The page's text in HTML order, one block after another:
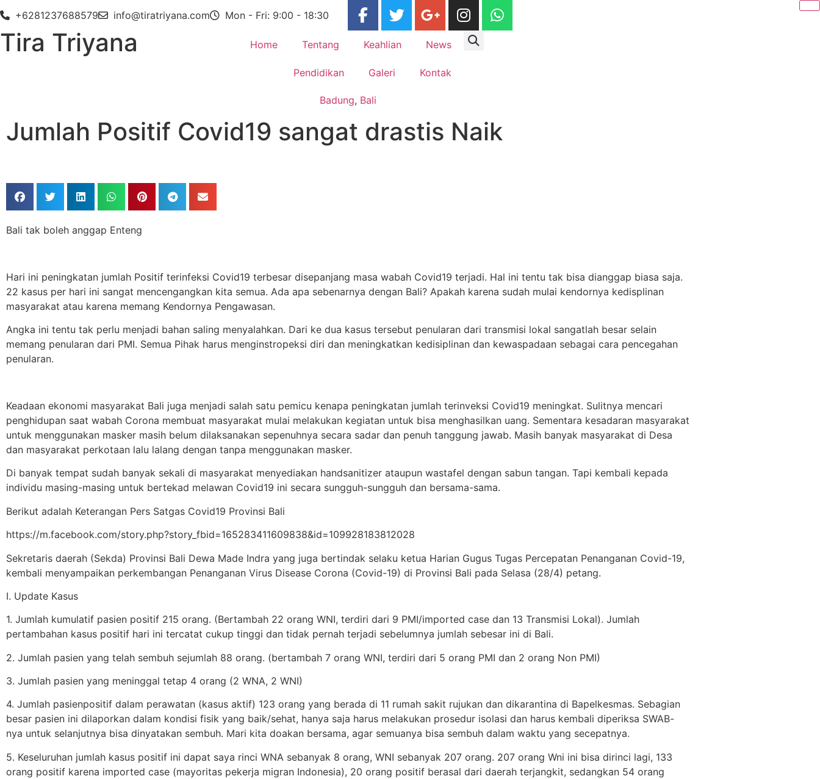
+6281237688579 info@tiratriyana.com Mon - Fri: 9:00 - 18:30
Tira Triyana Home Tentang Keahlian News
Pendidikan Galeri Kontak
Badung, Bali
Jumlah Positif Covid19 sangat drastis Naik
Bali tak boleh anggap Enteng
Hari ini peningkatan jumlah Positif terinfeksi Covid19 terbesar disepanjang masa wabah Covid19 terjadi. Hal ini tentu tak bisa dianggap biasa saja.
22 kasus per hari ini sangat mencengangkan kita semua. Ada apa sebenarnya dengan Bali? Apakah karena sudah mulai kendornya kedisplinan
masyarakat atau karena memang Kendornya Pengawasan.
Angka ini tentu tak perlu menjadi bahan saling menyalahkan. Dari ke dua kasus tersebut penularan dari transmisi lokal sangatlah besar selain
memang penularan dari PMI. Semua Pihak harus menginstropeksi diri dan meningkatkan kedisiplinan dan kewaspadaan sebagai cara pencegahan
penularan.
Keadaan ekonomi masyarakat Bali juga menjadi salah satu pemicu kenapa peningkatan jumlah terinveksi Covid19 meningkat. Sulitnya mencari
penghidupan saat wabah Corona membuat masyarakat mulai melakukan kegiatan untuk bisa menghasilkan uang. Sementara kesadaran masyarakat
untuk menggunakan masker masih belum dilaksanakan sepenuhnya secara sadar dan penuh tanggung jawab. Masih banyak masyarakat di Desa
dan masyarakat perkotaan lalu lalang dengan tanpa menggunakan masker.
Di banyak tempat sudah banyak sekali di masyarakat menyediakan handsanitizer ataupun wastafel dengan sabun tangan. Tapi kembali kepada
individu masing-masing untuk bertekad melawan Covid19 ini secara sungguh-sungguh dan bersama-sama.
Berikut adalah Keterangan Pers Satgas Covid19 Provinsi Bali
https://m.facebook.com/story.php?story_fbid=165283411609838&id=109928183812028
Sekretaris daerah (Sekda) Provinsi Bali Dewa Made Indra yang juga bertindak selaku ketua Harian Gugus Tugas Percepatan Penanganan Covid-19,
kembali menyampaikan perkembangan Penanganan Virus Disease Corona (Covid-19) di Provinsi Bali pada Selasa (28/4) petang.
I. Update Kasus
1. Jumlah kumulatif pasien positif 215 orang. (Bertambah 22 orang WNI, terdiri dari 9 PMI/imported case dan 13 Transmisi Lokal). Jumlah
pertambahan kasus positif hari ini tercatat cukup tinggi dan tidak pernah terjadi sebelumnya jumlah sebesar ini di Bali.
2. Jumlah pasien yang telah sembuh sejumlah 88 orang. (bertambah 7 orang WNI, terdiri dari 5 orang PMI dan 2 orang Non PMI)
3. Jumlah pasien yang meninggal tetap 4 orang (2 WNA, 2 WNI)
4. Jumlah pasienpositif dalam perawatan (kasus aktif) 123 orang yang berada di 11 rumah sakit rujukan dan dikarantina di Bapelkesmas. Sebagian
besar pasien ini dilaporkan dalam kondisi fisik yang baik/sehat, hanya saja harus melakukan prosedur isolasi dan harus kembali diperiksa SWAB-
nya untuk selanjutnya bisa dinyatakan sembuh. Mari kita doakan bersama, agar semuanya bisa sembuh dalam waktu yang secepatnya.
5. Keseluruhan jumlah kasus positif ini dapat saya rinci WNA sebanyak 8 orang, WNI sebanyak 207 orang. 207 orang Wni ini bisa dirinci lagi, 133
orang positif karena imported case (mayoritas pekerja migran Indonesia), 20 orang positif berasal dari daerah terjangkit, sedangkan 54 orang